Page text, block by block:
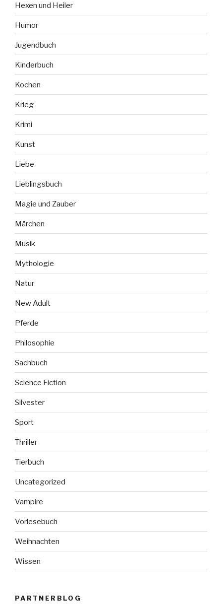
Hexen und Heiler
Humor
Jugendbuch
Kinderbuch
Kochen
Krieg
Krimi
Kunst
Liebe
Lieblingsbuch
Magie und Zauber
Märchen
Musik
Mythologie
Natur
New Adult
Pferde
Philosophie
Sachbuch
Science Fiction
Silvester
Sport
Thriller
Tierbuch
Uncategorized
Vampire
Vorlesebuch
Weihnachten
Wissen
PARTNERBLOG